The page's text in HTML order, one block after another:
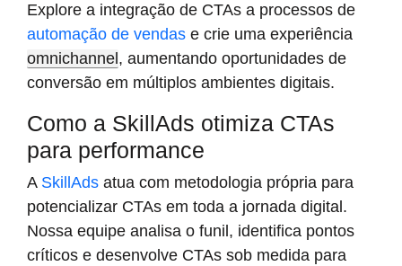
Explore a integração de CTAs a processos de
automação de vendas e crie uma experiência
omnichannel , aumentando oportunidades de
conversão em múltiplos ambientes digitais.
Como a SkillAds otimiza CTAs
para performance
A SkillAds atua com metodologia própria para
potencializar CTAs em toda a jornada digital.
Nossa equipe analisa o funil, identifica pontos
críticos e desenvolve CTAs sob medida para